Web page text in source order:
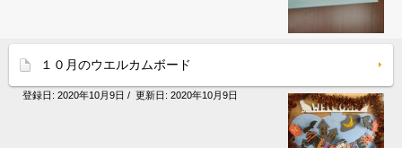
１０月のウエルカムボード
登録日: 2020年10月9日 / 更新日: 2020年10月9日